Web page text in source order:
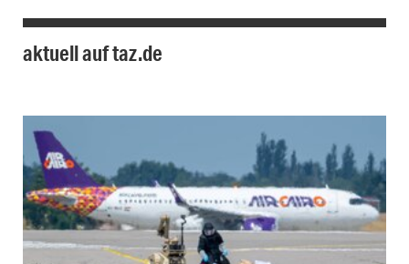
aktuell auf taz.de